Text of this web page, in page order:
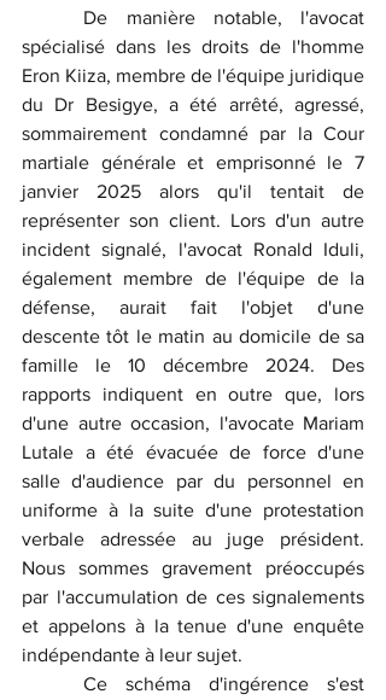
spécialisé dans les droits de l'homme
Eron Kiiza, membre de l'équipe juridique
du Dr Besigye, a été arrêté, agressé,
sommairement condamné par la Cour
martiale générale et emprisonné le 7
janvier 2025 alors qu'il tentait de
représenter son client. Lors d'un autre
incident signalé, l'avocat Ronald Iduli,
également membre de l'équipe de la
défense, aurait fait l'objet d'une
descente tôt le matin au domicile de sa
famille le 10 décembre 2024. Des
rapports indiquent en outre que, lors
d'une autre occasion, l'avocate Mariam
Lutale a été évacuée de force d'une
salle d'audience par du personnel en
uniforme à la suite d'une protestation
verbale adressée au juge président.
Nous sommes gravement préoccupés
par l'accumulation de ces signalements
et appelons à la tenue d'une enquête
indépendante à leur sujet.